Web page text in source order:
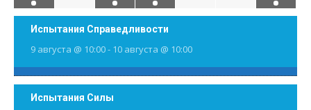
Испытания Справедливости
9 августа @ 10:00- 10 августа @ 10:00
Испытания Силы